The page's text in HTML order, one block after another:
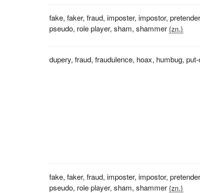
fake,faker,fraud,imposter,impostor,pretender
pseudo, role player,sham,shammer {zn.}
dupery,fraud,fraudulence, hoax, humbug,
fake,faker,fraud,imposter,impostor,pretender
pseudo, role player,sham,shammer {zn.}